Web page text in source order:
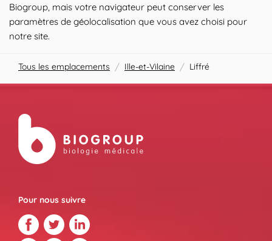
Biogroup, mais votre navigateur peut conserver les
paramètres de géolocalisation que vous avez choisi pour
notre site.
Tous les emplacements / Ille-et-Vilaine / Liffré
Pour nous suivre